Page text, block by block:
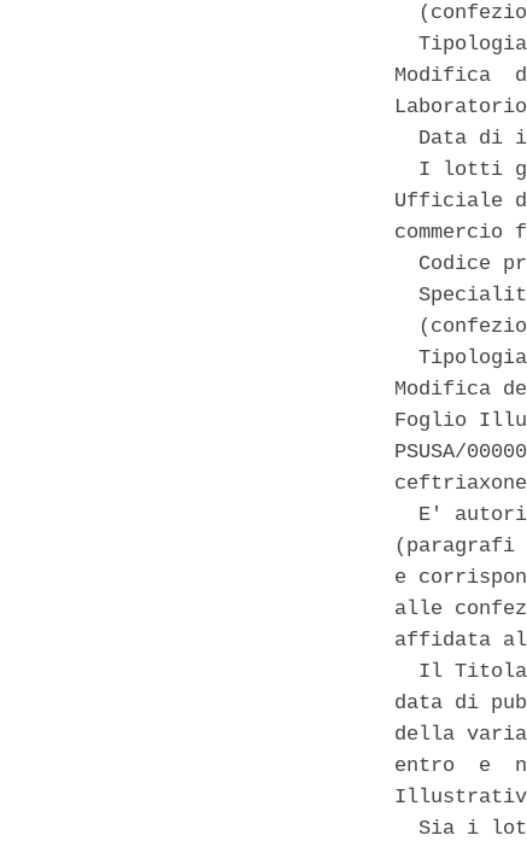
Modifica
Data di
I lotti
Ufficiale
Codice
Modifica
Foglio
PSUSA/
E'
(paragrafi
e
alle
affidata
Il
data di
della
entro  e
Sia i